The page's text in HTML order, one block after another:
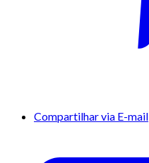
Compartilhar via E-mail